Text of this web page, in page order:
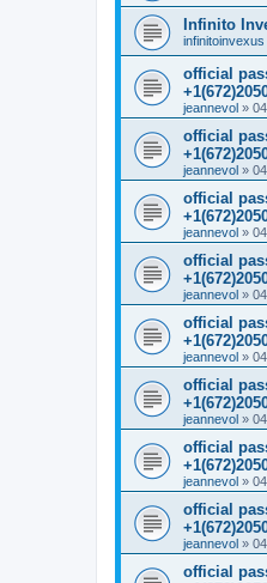
Infinito
infinitoinvexus
official
jeannevol »
official
jeannevol »
official
jeannevol »
official
jeannevol »
official
jeannevol »
official
jeannevol »
official
jeannevol »
official
jeannevol »
official